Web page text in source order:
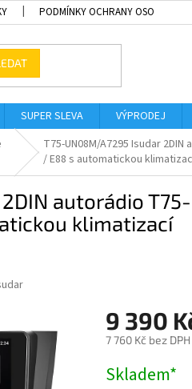
PODMÍNKY OCHRANY OSOBNÍCH
SUPER SLEVA VÝPRODEJ
T75-UN08M/A7295 Isudar 2DIN
/ E88 s automatickou
autorádio
klimatizací
9 390
7 760 Kč bez DPH
cena:
Skladem*